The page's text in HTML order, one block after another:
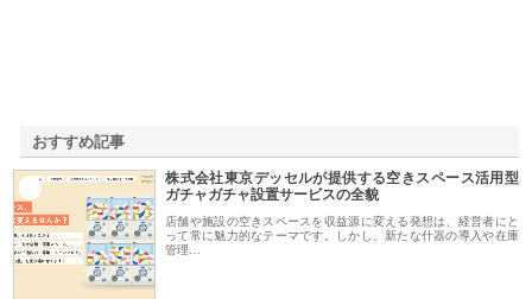
おすすめ記事
株式会社東京デッセルが提供する空きスペース活用型
ガチャガチャ設置サービスの全貌
店舗や施設の空きスペースを収益源に変える発想は、経営者にと
って常に魅力的なテーマです。しかし、新たな什器の導入や在庫
管理…